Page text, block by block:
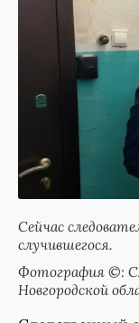
Сейчас
случившегося.
Фотография ©:
Новгородской